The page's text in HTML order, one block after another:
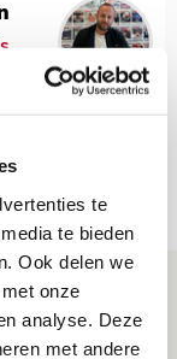
te
te bieden
Ook delen we
onze
analyse. Deze
met andere
door